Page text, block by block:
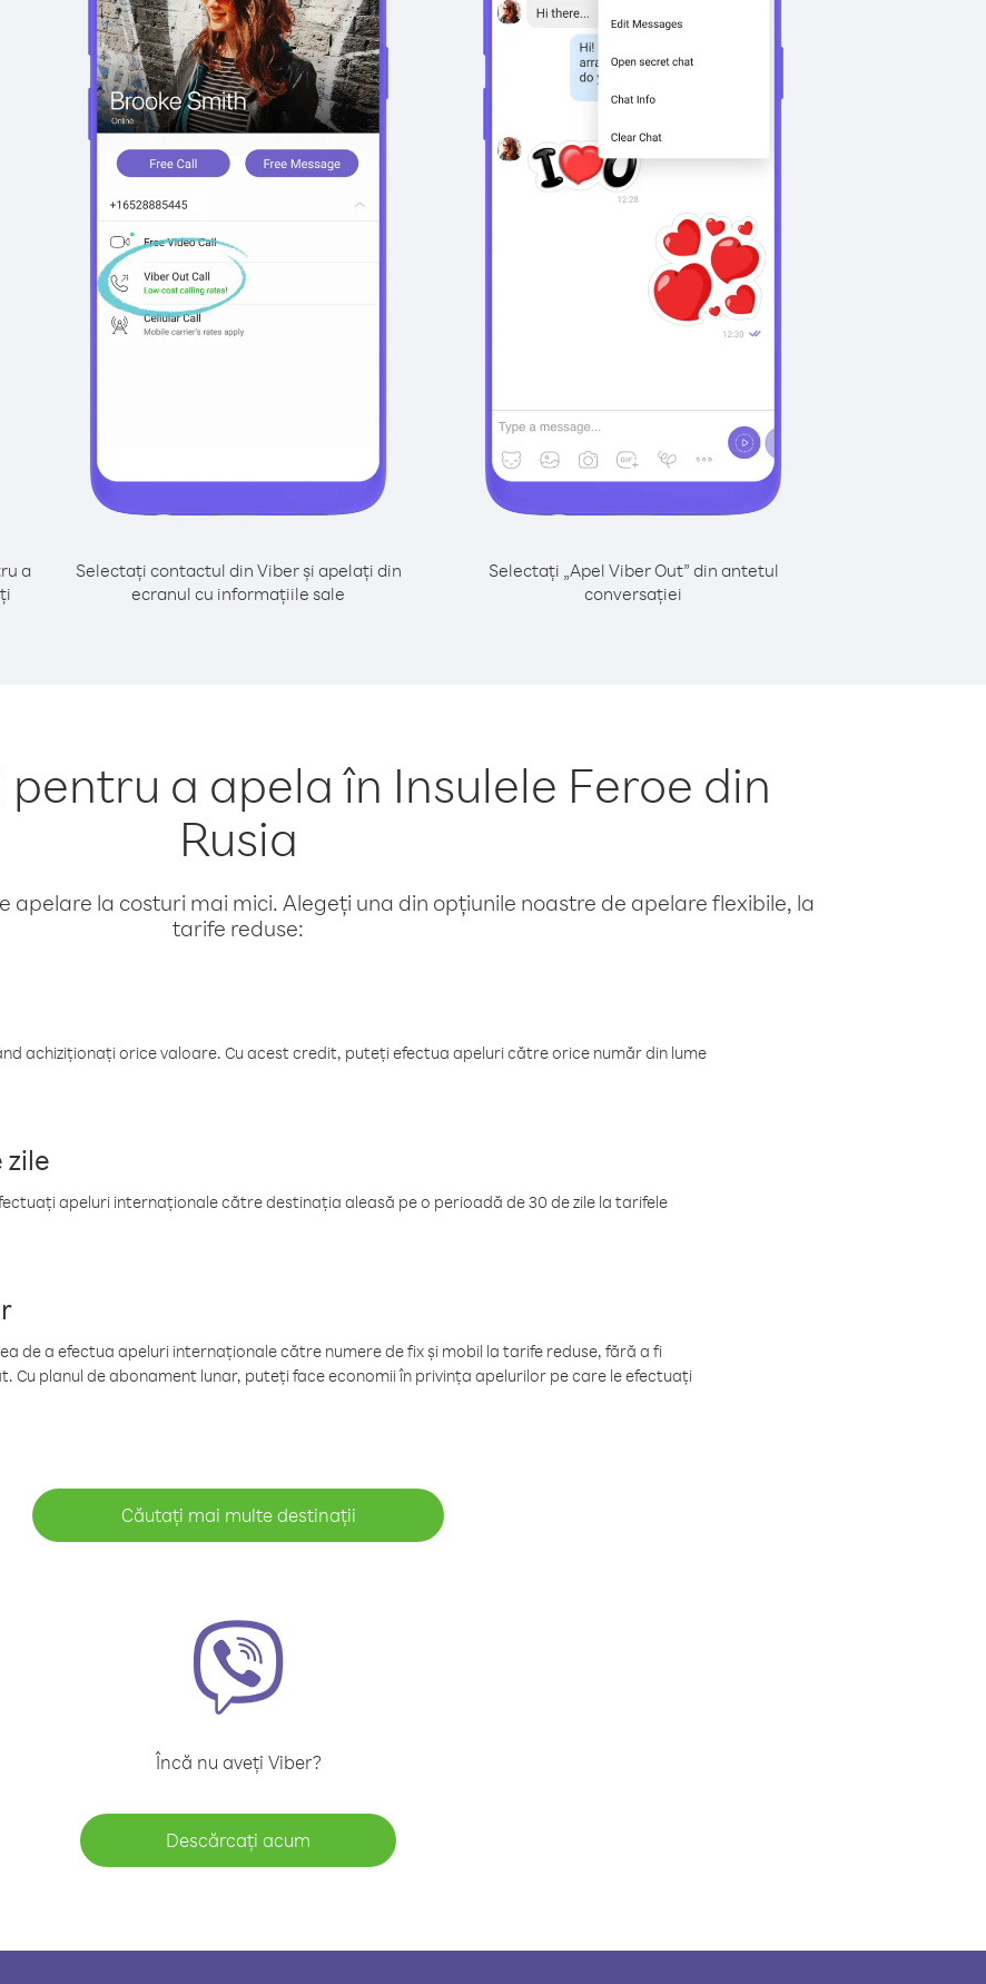
a
Selectați contactul din Viber și apelați din
ecranul cu informațiile sale
Selectați „Apel Viber Out” din antetul
conversației
a apela în Insulele Feroe din
Rusia
apelare la costuri mai mici. Alegeți una din opțiunile noastre de apelare flexibile, la
tarife reduse:
achiziționați orice valoare. Cu acest credit, puteți efectua apeluri către orice număr din lume
zile
apeluri internaționale către destinația aleasă pe o perioadă de 30 de zile la tarifele
de a efectua apeluri internaționale către numere de fix și mobil la tarife reduse, fără a fi
Cu planul de abonament lunar, puteți face economii în privința apelurilor pe care le efectuați
Căutați mai multe destinații
Încă nu aveți Viber?
Descărcați acum